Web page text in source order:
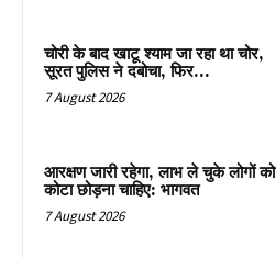
चोरी के बाद खाटू श्याम जा रहा था चोर,
सूरत पुलिस ने दबोचा, फिर…
7 August 2026
आरक्षण जारी रहेगा, लाभ ले चुके लोगों को
कोटा छोड़ना चाहिए: भागवत
7 August 2026